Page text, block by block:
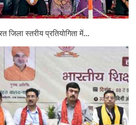
जिला स्तरीय प्रतियोगिता में...